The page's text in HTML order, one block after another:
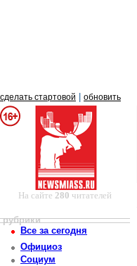
сделать стартовой обновить
На сайте 280 читателей
рубрики
Все за сегодня
Официоз
Социум